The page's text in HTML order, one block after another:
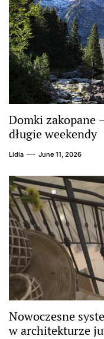
Domki zakopane
długie weekendy
Lidia June 11, 2026
Nowoczesne
w architekturze